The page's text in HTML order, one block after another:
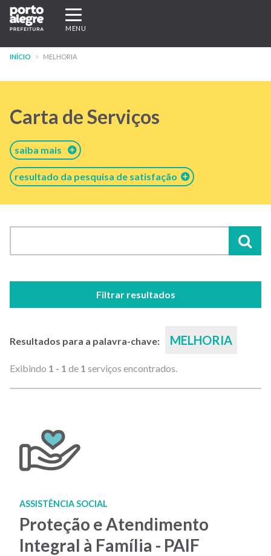
Pular
para
conteúdo
Expandir/recolher
navegação
MENU
INÍCIO MELHORIA
Carta de Serviços
saiba mais
resultado da pesquisa de satisfação
Filtrar resultados
Resultados para a palavra-chave: MELHORIA
Exibindo 1 - 1 de 1 serviços encontrados.
ASSISTÊNCIA SOCIAL
Proteção e Atendimento
Integral à Família - PAIF